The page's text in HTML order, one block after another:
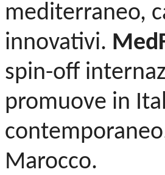
mediterraneo,
innovativi.
spin-off
promuove in
Marocco.